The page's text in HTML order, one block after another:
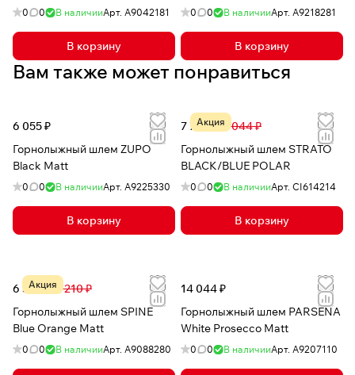
0 0 В наличииАрт. A9042181
В корзину
0 0 В наличииАрт. А9218281
В корзину
Вам также может понравиться
6 055 ₽
Горнолыжный шлем ZUPO
Black Matt
0 0 В наличииАрт. A9225330
В корзину
Акция
7 732 ₽17 044 ₽
Горнолыжный шлем STRATO
BLACK/BLUE POLAR
0 0 В наличииАрт. CI614214
В корзину
Акция
6 373 ₽15 210 ₽
Горнолыжный шлем SPINE
Blue Orange Matt
0 0 В наличииАрт. A9088280
14 044 ₽
Горнолыжный шлем PARSENA
White Prosecco Matt
0 0 В наличииАрт. A9207110